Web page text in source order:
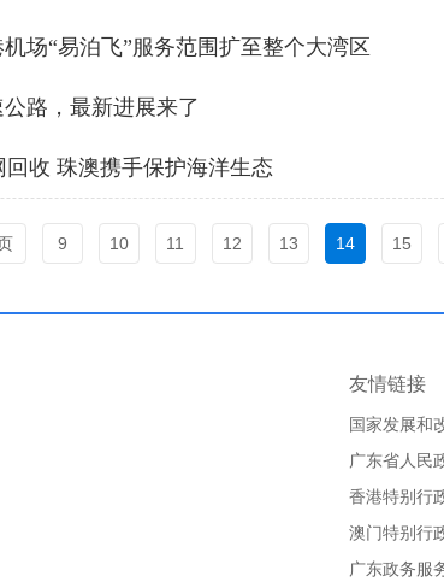
场“易泊飞”服务范围扩至整个大湾区
路，最新进展来了
收 珠澳携手保护海洋生态
9 10 11 12 13 14 15
友情链接
国家发展和
广东省人民
香港特别行
澳门特别行
广东政务服